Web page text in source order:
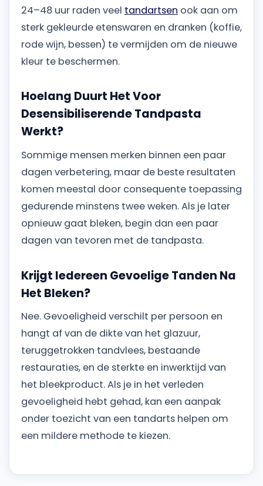
24–48 uur raden veel tandartsen ook aan om
sterk gekleurde etenswaren en dranken (koffie,
rode wijn, bessen) te vermijden om de nieuwe
kleur te beschermen.
Hoelang Duurt Het Voor
Desensibiliserende Tandpasta
Werkt?
Sommige mensen merken binnen een paar
dagen verbetering, maar de beste resultaten
komen meestal door consequente toepassing
gedurende minstens twee weken. Als je later
opnieuw gaat bleken, begin dan een paar
dagen van tevoren met de tandpasta.
Krijgt Iedereen Gevoelige Tanden Na
Het Bleken?
Nee. Gevoeligheid verschilt per persoon en
hangt af van de dikte van het glazuur,
teruggetrokken tandvlees, bestaande
restauraties, en de sterkte en inwerktijd van
het bleekproduct. Als je in het verleden
gevoeligheid hebt gehad, kan een aanpak
onder toezicht van een tandarts helpen om
een mildere methode te kiezen.